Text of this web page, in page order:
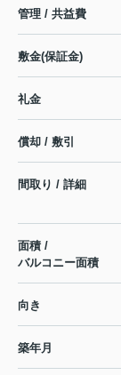
管理 / 共益費
敷金(保証金)
礼金
償却 / 敷引
間取り / 詳細
面積 /
バルコニー面積
向き
築年月